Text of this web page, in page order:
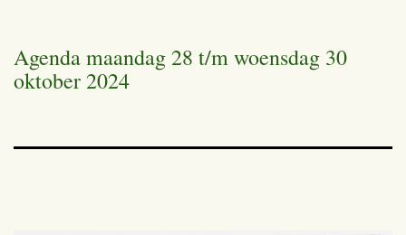
Agenda maandag 28 t/m woensdag 30
oktober 2024